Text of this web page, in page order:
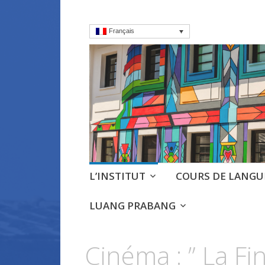
Français
Institut
Cours, culture et débats
Aller
contenu
L’INSTITUT COURS DE
LUANG PRABANG
Cinéma : ” La